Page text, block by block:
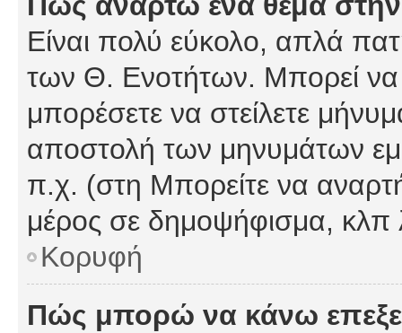
Είναι πολύ εύκολο, απλά
των Θ. Ενοτήτων. Μπορεί να
μπορέσετε να στείλετε
αποστολή των μηνυμάτων
π.χ. (στη Μπορείτε να
μέρος σε δημοψήφισμα, κλπ
Κορυφή
Πώς μπορώ να κάνω